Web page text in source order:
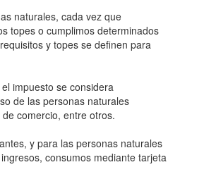
naturales, cada vez que
topes o cumplimos determinados
y topes se definen para
impuesto se considera
de las personas naturales
comercio, entre otros.
y para las personas naturales
consumos mediante tarjeta